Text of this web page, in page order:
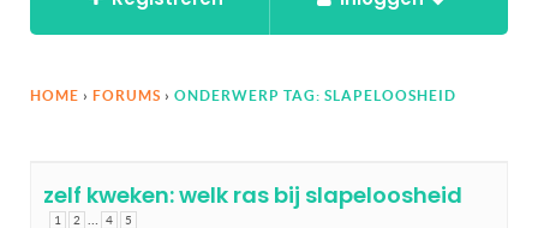
HOME › FORUMS › ONDERWERP TAG: SLAPELOOSHEID
zelf kweken: welk ras bij slapeloosheid
1 2 4 5